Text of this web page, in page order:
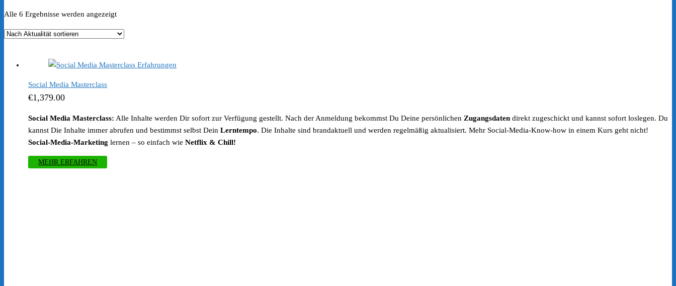
Alle 6 Ergebnisse werden angezeigtNach
sortiert
Social Media Masterclass
€1,379.00
Social Media Masterclass: Alle Inhalte werden Dir sofort zur Verfügung gestellt. Nach der Anmeldung bekommst Du Deine persönlichen Zugangsdaten direkt zugeschickt und kannst sofort loslegen. Du
kannst Die Inhalte immer abrufen und bestimmst selbst Dein Lerntempo. Die Inhalte sind brandaktuell und werden regelmäßig aktualisiert. Mehr Social-Media-Know-how in einem Kurs geht nicht!
Social-Media-Marketing lernen – so einfach wie Netflix & Chill!
MEHR ERFAHREN